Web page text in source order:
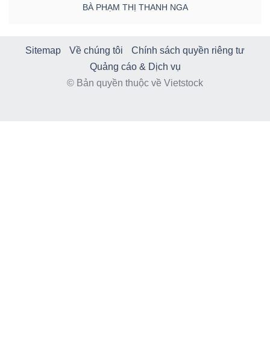
BÀ PHẠM THỊ THANH NGA
Sitemap Về chúng tôi
Chính sách quyền riêng tư
Quảng cáo & Dịch vụ
© Bản quyền thuộc về Vietstock